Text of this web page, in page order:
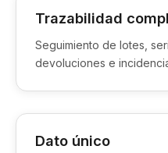
Trazabilidad
Seguimiento de lotes,
devoluciones e
Dato único